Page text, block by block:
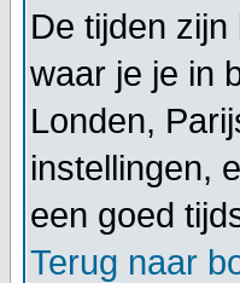
De tijden
waar je je in
Londen,
instellingen,
een goed
Terug naar